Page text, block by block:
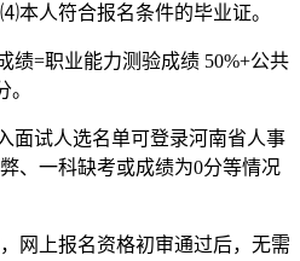
人符合报名条件的毕业证。
绩=职业能力测验成绩 50%+公共
面试人选名单可登录河南省人事
、一科缺考或成绩为0分等情况
网上报名资格初审通过后，无需